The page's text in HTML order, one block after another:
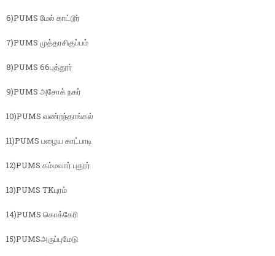
6)PUMS மேல் காட்டூர்
7)PUMS முத்தரசிகுப்பம்
8)PUMS 66புத்தூர்
9)PUMS அசோக் நகர்
10)PUMS வண்றந்தாங்கல்
11)PUMS பழைய காட்பாடி
12)PUMS கம்மவார் புதூர்
13)PUMS TKபுரம்
14)PUMS கொக்கேரி
15)PUMSஅருப்புமேடு